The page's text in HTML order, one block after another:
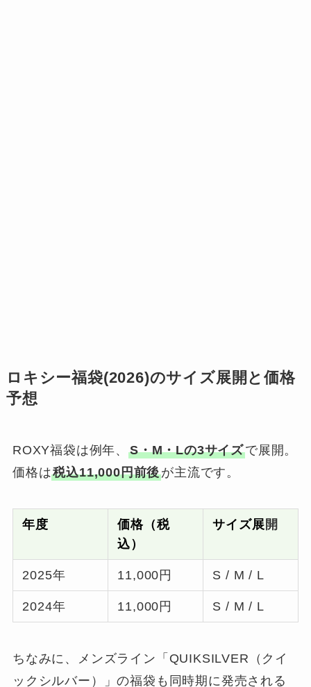
ロキシー福袋(2026)のサイズ展開と価格
予想
ROXY福袋は例年、 S・M・Lの3サイズで展開。
価格は税込11,000円前後が主流です。
年度
価格（税
込）
サイズ展 開
2025年 11,000円 S / M / L
2024年 11,000円 S / M / L
ちなみに、メンズライン「QUIKSILVER（クイ
ックシルバー）」の福袋も同時期に発売される